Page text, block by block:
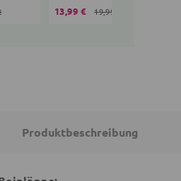
13,99 € 19,99 €
Produktbeschreibung